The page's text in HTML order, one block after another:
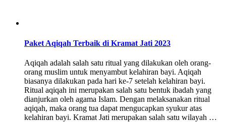
Paket Aqiqah Terbaik di Kramat Jati 2023
Aqiqah adalah salah satu ritual yang dilakukan oleh orang-
orang muslim untuk menyambut kelahiran bayi. Aqiqah
biasanya dilakukan pada hari ke-7 setelah kelahiran bayi.
Ritual aqiqah ini merupakan salah satu bentuk ibadah yang
dianjurkan oleh agama Islam. Dengan melaksanakan ritual
aqiqah, maka orang tua dapat mengucapkan syukur atas
kelahiran bayi. Kramat Jati merupakan salah satu wilayah …